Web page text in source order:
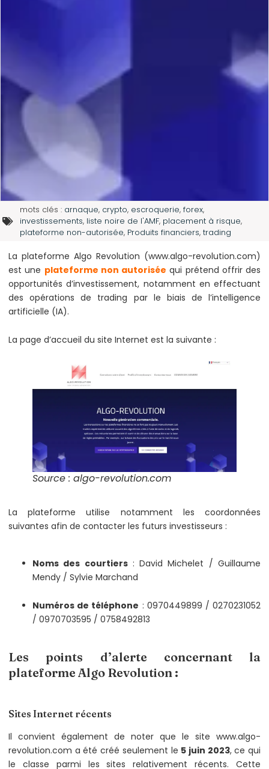
mots clés : arnaque, crypto, escroquerie,forex,
investissements, liste noire de l'AMF, placement à risque,
plateforme non-autorisée, Produits financiers,trading
La plateforme Algo Revolution (www.algo-revolution.com)
est une plateforme non autorisée qui prétend offrir des
opportunités d’investissement, notamment en effectuant
des opérations de trading par le biais de l’intelligence
artificielle (IA).
La page d’accueil du site Internet est la suivante :
Source : algo-revolution.com
La plateforme utilise notamment les coordonnées
suivantes afin de contacter les futurs investisseurs :
Noms des courtiers: David Michelet / Guillaume
Mendy / Sylvie Marchand
Numéros de téléphone : 0970449899 / 0270231052
/ 0970703595 / 0758492813
Les points d’alerte concernant la
plateforme Algo Revolution :
Sites Internet récents
Il convient également de noter que le site www.algo-
revolution.com a été créé seulement le 5 juin 2023, ce qui
le classe parmi les sites relativement récents. Cette